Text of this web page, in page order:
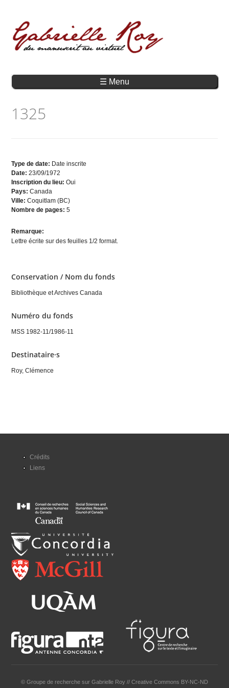
☰ Menu
1325
Type de date: Date inscrite
Date:23/09/1972
Inscription du lieu:Oui
Pays:Canada
Ville:Coquitlam (BC)
Nombre de pages:5
Remarque:
Lettre écrite sur des feuilles 1/2 format.
Conservation / Nom du fonds
Bibliothèque et Archives Canada
Numéro du fonds
MSS 1982-11/1986-11
Destinataire·s
Roy, Clémence
Crédits
Liens
© Groupe de recherche sur Gabrielle Roy // Creative Commons BY-NC-ND